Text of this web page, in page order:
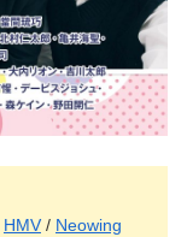
HMV / Neowing